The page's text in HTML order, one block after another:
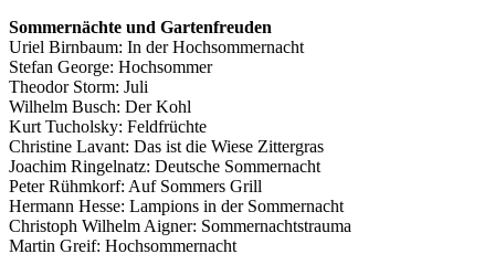
Sommernächte und Gartenfreuden
Uriel Birnbaum: In der Hochsommernacht
Stefan George: Hochsommer
Theodor Storm: Juli
Wilhelm Busch: Der Kohl
Kurt Tucholsky: Feldfrüchte
Christine Lavant: Das ist die Wiese Zittergras
Joachim Ringelnatz: Deutsche Sommernacht
Peter Rühmkorf: Auf Sommers Grill
Hermann Hesse: Lampions in der Sommernacht
Christoph Wilhelm Aigner: Sommernachtstrauma
Martin Greif: Hochsommernacht